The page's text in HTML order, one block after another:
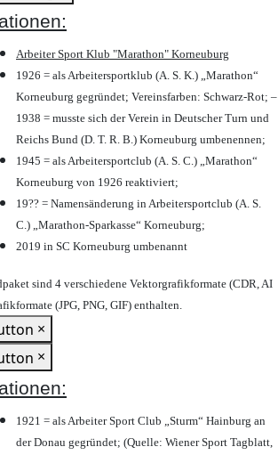
Arbeiter Sport Klub "Marathon" Korneuburg
1926 = als Arbeitersportklub (A. S. K.) „Marathon“
Korneuburg gegründet; Vereinsfarben: Schwarz-Rot; –
1938 = musste sich der Verein in Deutscher Turn und
Reichs Bund (D. T. R. B.) Korneuburg umbenennen;
1945 = als Arbeitersportclub (A. S. C.) „Marathon“
Korneuburg von 1926 reaktiviert;
19?? = Namensänderung in Arbeitersportclub (A. S.
C.) „Marathon-Sparkasse“ Korneuburg;
2019 in SC Korneuburg umbenannt
sind 4 verschiedene Vektorgrafikformate (CDR, AI
(JPG, PNG, GIF) enthalten.
×
×
1921 = als Arbeiter Sport Club „Sturm“ Hainburg an
der Donau gegründet; (Quelle: Wiener Sport Tagblatt,